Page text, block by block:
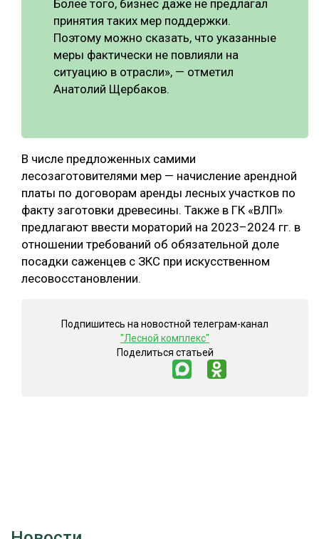
Более того, бизнес даже не предлагал
принятия таких мер поддержки.
Поэтому можно сказать, что указанные
меры фактически не повлияли на
ситуацию в отрасли», — отметил
Анатолий Щербаков.
В числе предложенных самими
лесозаготовителями мер — начисление арендной
платы по договорам аренды лесных участков по
факту заготовки древесины. Также в ГК «ВЛП»
предлагают ввести мораторий на 2023–2024 гг. в
отношении требований об обязательной доле
посадки саженцев с ЗКС при искусственном
лесовосстановлении.
Подпишитесь на новостной телеграм-канал
"Лесной комплекс"
Поделиться статьей